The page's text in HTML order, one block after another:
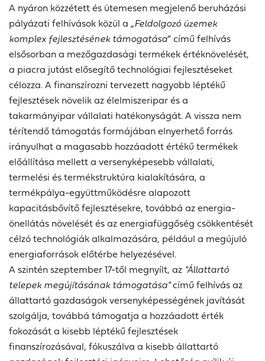
A nyáron közzétett és ütemesen megjelenő beruházási
pályázati felhívások közül a „Feldolgozó üzemek
komplex fejlesztésének támogatása” című felhívás
elsősorban a mezőgazdasági termékek értéknövelését,
a piacra jutást elősegítő technológiai fejlesztéseket
célozza. A finanszírozni tervezett nagyobb léptékű
fejlesztések növelik az élelmiszeripar és a
takarmányipar vállalati hatékonyságát. A vissza nem
térítendő támogatás formájában elnyerhető forrás
irányulhat a magasabb hozzáadott értékű termékek
előállítása mellett a versenyképesebb vállalati,
termelési és termékstruktúra kialakítására, a
termékpálya-együttműködésre alapozott
kapacitásbővítő fejlesztésekre, továbbá az energia-
önellátás növelését és az energiafüggőség csökkentését
célzó technológiák alkalmazására, például a megújuló
energiaforrások előtérbe helyezésével.
A szintén szeptember 17-től megnyílt, az "Állattartó
telepek megújításának támogatása"című felhívás az
állattartó gazdaságok versenyképességének javítását
szolgálja, továbbá támogatja a hozzáadott érték
fokozását a kisebb léptékű fejlesztések
finanszírozásával, fókuszálva a kisebb állattartó